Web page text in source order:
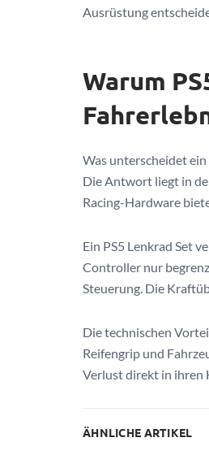
Ausrüstung
Warum
Was unterscheidet
Die Antwort liegt in
Racing-Hardware
Ein PS5 Lenkrad Set
Controller nur
Steuerung. Die
Die technischen
Reifengrip und
Verlust direkt in ihren
ÄHNLICHE ARTIKEL